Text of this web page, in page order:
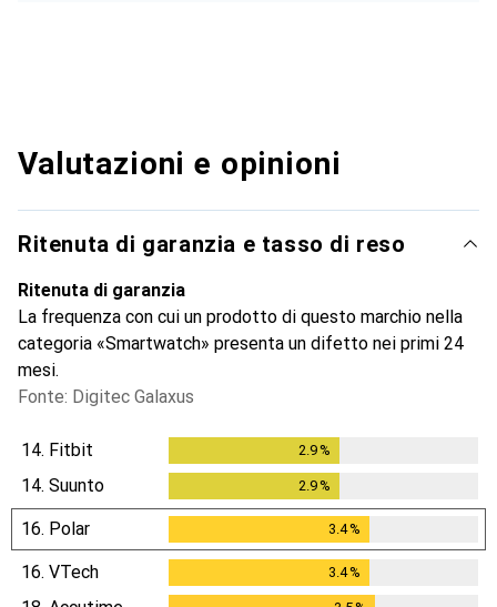
Valutazioni e opinioni
Ritenuta di garanzia e tasso di reso
Ritenuta di garanzia
La frequenza con cui un prodotto di questo marchio nella
categoria «Smartwatch» presenta un difetto nei primi 24
mesi.
Fonte: Digitec Galaxus
14. Fitbit 2.9%
14. Suunto 2.9%
16. Polar 3.4%
16. VTech 3.4%